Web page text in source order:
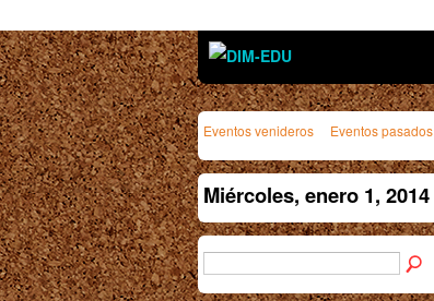
Eventos venideros Eventos pasados
Miércoles, enero 1, 2014